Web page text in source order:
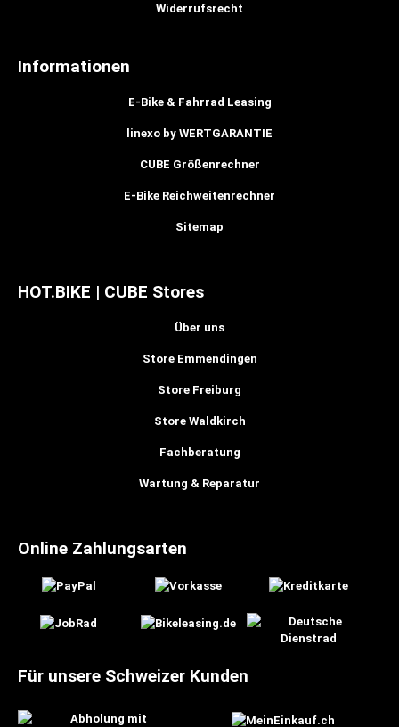
Widerrufsrecht
Informationen
E-Bike & Fahrrad Leasing
linexo by WERTGARANTIE
CUBE Größenrechner
E-Bike Reichweitenrechner
Sitemap
HOT.BIKE | CUBE Stores
Über uns
Store Emmendingen
Store Freiburg
Store Waldkirch
Fachberatung
Wartung & Reparatur
Online Zahlungsarten
Für unsere Schweizer Kunden